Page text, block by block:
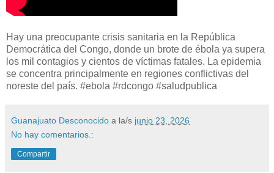
Hay una preocupante crisis sanitaria en la República
Democrática del Congo, donde un brote de ébola ya supera
los mil contagios y cientos de víctimas fatales. La epidemia
se concentra principalmente en regiones conflictivas del
noreste del país. #ebola #rdcongo #saludpublica
Guanajuato Desconocido a la/s junio 23, 2026
No hay comentarios.:
Compartir